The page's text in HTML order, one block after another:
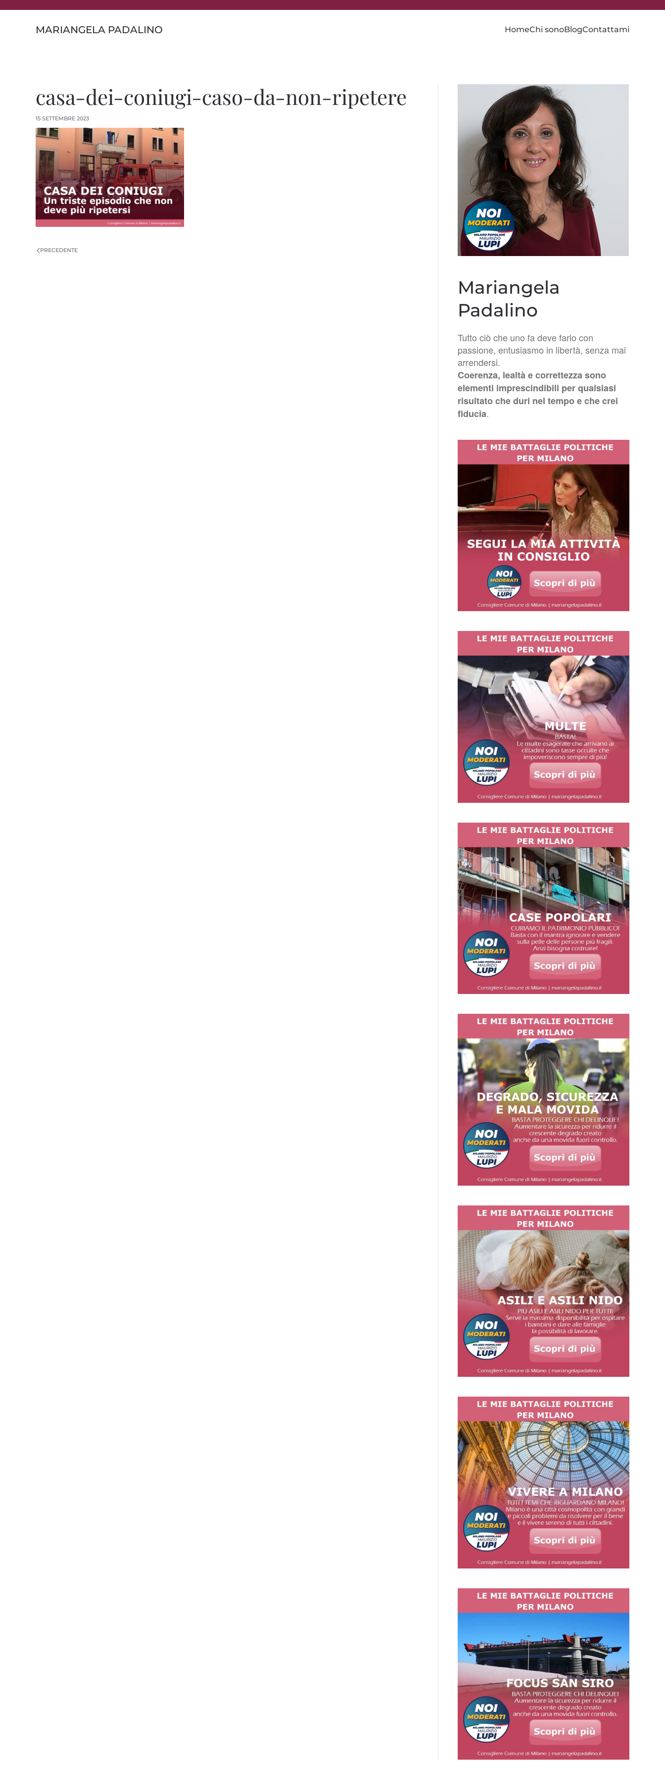
Skip to main content
MARIANGELA PADALINO HomeChi sonoBlogContattami
casa-dei-coniugi-caso-da-non-ripetere
15 SETTEMBRE 2023
PRECEDENTE
Mariangela
Padalino
Tutto ciò che uno fa deve farlo con
passione, entusiasmo in libertà, senza mai
arrendersi.
Coerenza, lealtà e correttezza sono
elementi imprescindibili per qualsiasi
risultato che duri nel tempo e che crei
fiducia.